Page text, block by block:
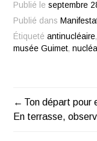
Publié leseptembre
Publié dans
Étiquetéantinucléaire
musée Guimet,
Navigation
Ton départ pour
En terrasse,